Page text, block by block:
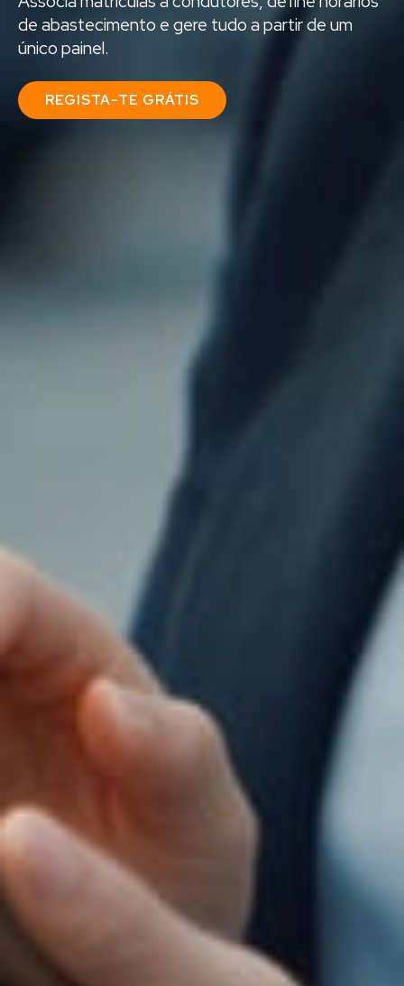
de abastecimento e gere tudo a partir de um
único painel.
REGISTA-TE GRÁTIS